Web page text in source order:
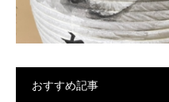
おすすめ記事